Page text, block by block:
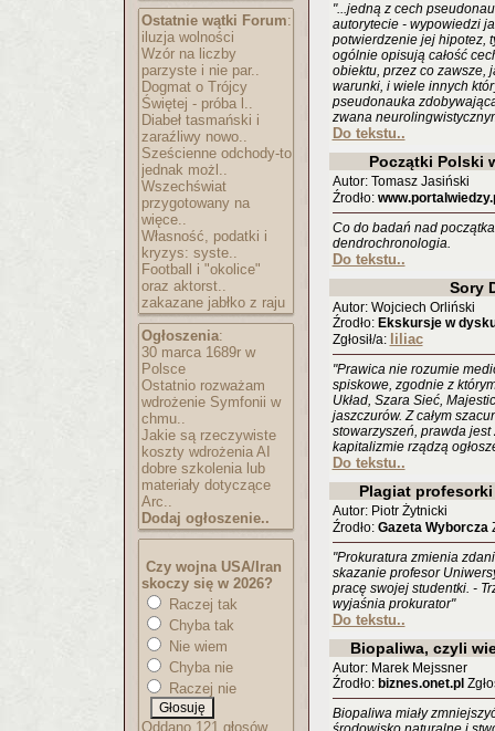
Ostatnie wątki Forum:
iluzja wolności
Wzór na liczby
parzyste i nie par..
Dogmat o Trójcy
Świętej - próba l..
Diabeł tasmański i
zaraźliwy nowo..
Sześcienne odchody-to
jednak możl..
Wszechświat
przygotowany na
więce..
Własność, podatki i
kryzys: syste..
Football i "okolice"
oraz aktorst..
zakazane jabłko z raju
Ogłoszenia:
30 marca 1689r w
Polsce
Ostatnio rozważam
wdrożenie Symfonii w
chmu..
Jakie są rzeczywiste
koszty wdrożenia AI
dobre szkolenia lub
materiały dotyczące
Arc..
Dodaj ogłoszenie..
Czy wojna USA/Iran
skoczy się w 2026?
Raczej tak
Chyba tak
Nie wiem
Chyba nie
Raczej nie
Oddano 121 głosów.
"...jedną z cech
autorytecie - wypowiedzi
potwierdzenie jej hipotez,
ogólnie opisują całość
obiektu, przez co zawsze,
warunki, i wiele innych
pseudonauka
zwana
Do tekstu..
Początki Polski
Autor: Tomasz Jasiński
Źrodło:
Co do badań nad
dendrochronologia.
Do tekstu..
Sory
Autor: Wojciech Orliński
Źrodło: Ekskursje w
Zgłosił/a: liliac
"Prawica nie rozumie
spiskowe, zgodnie z
Układ, Szara Sieć,
jaszczurów. Z całym
stowarzyszeń, prawda
kapitalizmie rządzą
Do tekstu..
Plagiat
Autor: Piotr Żytnicki
Źrodło: Gazeta Wyborcza
"Prokuratura zmienia
skazanie profesor
pracę swojej studentki. -
wyjaśnia prokurator"
Do tekstu..
Biopaliwa, czyli
Autor: Marek Mejssner
Źrodło: biznes.onet.pl
Biopaliwa miały